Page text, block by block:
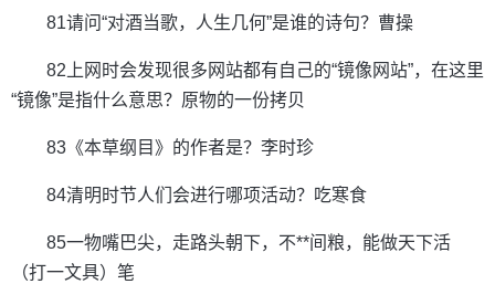
81请问“对酒当歌，人生几何”是谁的诗句？曹操
82上网时会发现很多网站都有自己的“镜像网站”，在这里
“镜像”是指什么意思？原物的一份拷贝
83《本草纲目》的作者是？李时珍
84清明时节人们会进行哪项活动？吃寒食
85一物嘴巴尖，走路头朝下，不**间粮，能做天下活
（打一文具）笔